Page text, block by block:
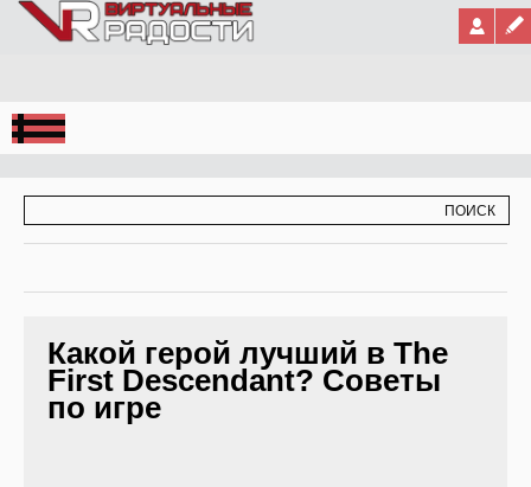
Jump to Navigation
Какой герой лучший в The
First Descendant? Советы
по игре